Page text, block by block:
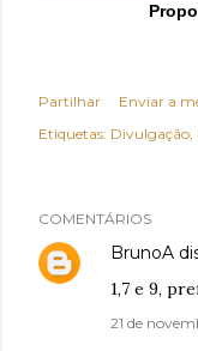
Partilhar
Enviar a
Etiquetas: Divulgação
COMENTÁRIOS
BrunoA
1,7 e 9,
21 de